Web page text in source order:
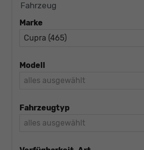
Fahrzeug
Marke
Cupra (465)
Modell
alles ausgewählt
Fahrzeugtyp
alles ausgewählt